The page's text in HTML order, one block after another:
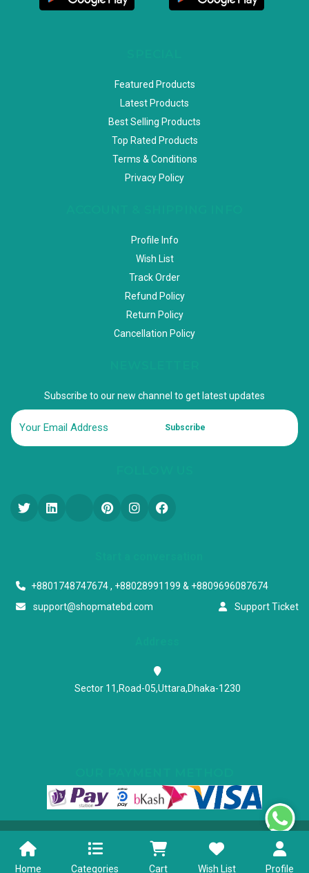
Featured Products
Latest Products
Best Selling Products
Top Rated Products
Terms & Conditions
Privacy Policy
Profile Info
Wish List
Track Order
Refund Policy
Return Policy
Cancellation Policy
Subscribe to our new channel to get latest updates
Subscribe
+8801748747674 , +88028991199 & +8809696087674
support@shopmatebd.com
Support Ticket
Sector 11,Road-05,Uttara,Dhaka-1230
Home Categories Cart Wish List Profile
Powered & Maintained by N.I.Biz Soft
Terms & Conditions Privacy Policy